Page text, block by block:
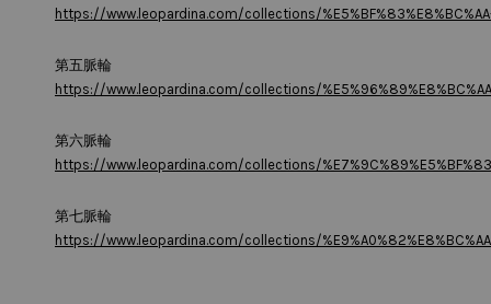
https://www.leopardina.com/collections/
第五脈輪
https://www.leopardina.com/collections/
第六脈輪
https://www.leopardina.com/collections/
第七脈輪
https://www.leopardina.com/collections/